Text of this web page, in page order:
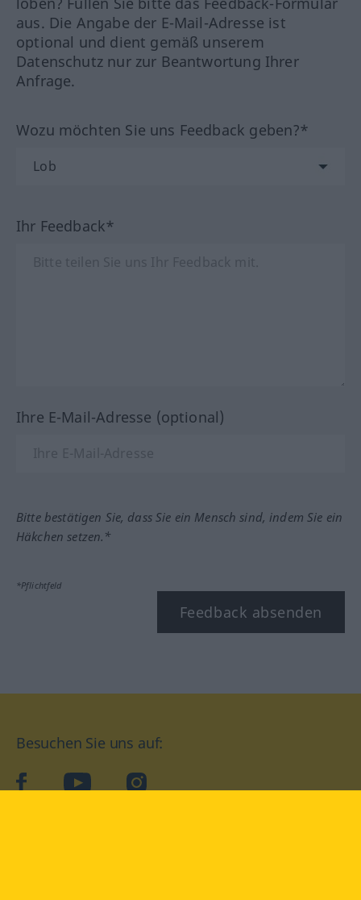
aus. Die Angabe der E-Mail-Adresse ist
optional und dient gemäß unserem
Datenschutz nur zur Beantwortung Ihrer
Anfrage.
Wozu möchten Sie uns Feedback geben?*
Ihr Feedback*
Ihre E-Mail-Adresse (optional)
Bitte bestätigen Sie, dass Sie ein Mensch sind, indem Sie ein
Häkchen setzen.*
*Pflichtfeld
Feedback absenden
Besuchen Sie uns auf:
facebookYouTube Instagram